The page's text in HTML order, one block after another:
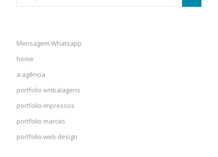
Mensagem Whatsapp
home
a agência
portfolio embalagens
portfolio impressos
portfolio marcas
portfolio web design